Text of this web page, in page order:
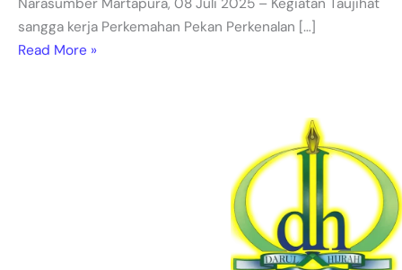
Narasumber Martapura, 08 Juli 2025 – Kegiatan Taujihat
sangga kerja Perkemahan Pekan Perkenalan […]
Read More »